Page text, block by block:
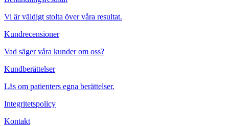
Vi är väldigt stolta över våra resultat.
Kundrecensioner
Vad säger våra kunder om oss?
Kundberättelser
Läs om patienters egna berättelser.
Integritetspolicy
Kontakt